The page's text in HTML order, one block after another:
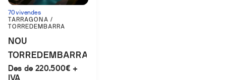
70 vivendes
TARRAGONA /
TORREDEMBARRA
NOU
TORREDEMBARRA
Des de 220.500€ +
IVA